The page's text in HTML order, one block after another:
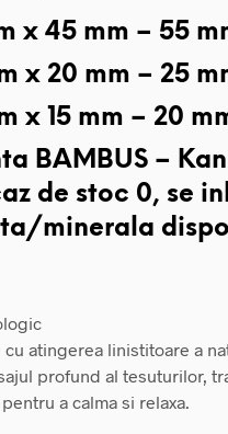
x 45 mm – 55
x 20 mm – 25
x 15 mm – 20
BAMBUS –
de stoc 0, se
minerala
cu atingerea linistitoare a
profund al tesuturilor,
a calma si relaxa.